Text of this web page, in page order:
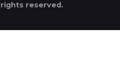
rights reserved.